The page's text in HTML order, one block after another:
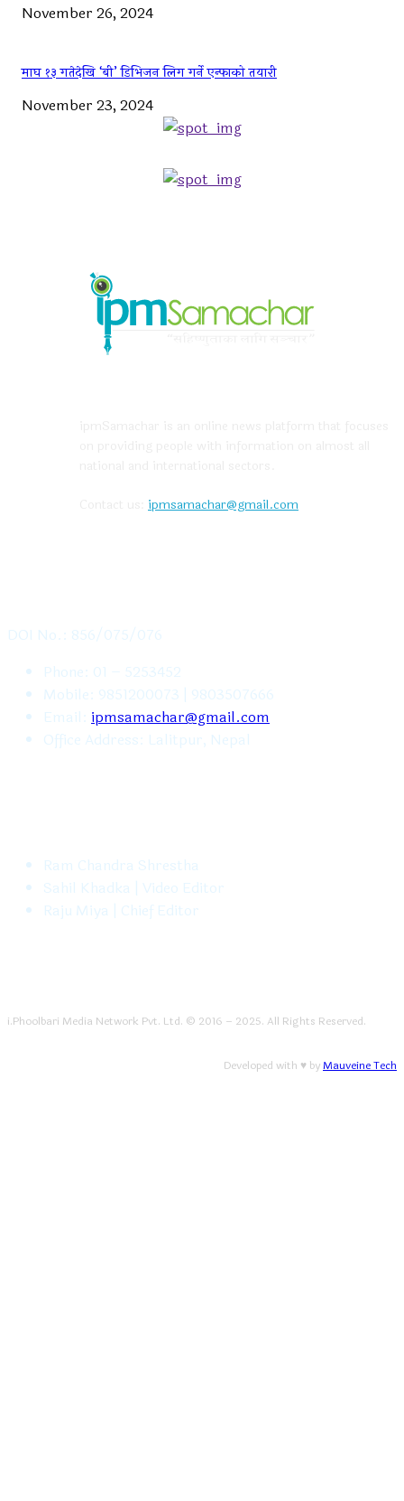
November 26, 2024
माघ १३ गतेदेखि ‘बी’ डिभिजन लिग गर्ने एन्फाको तयारी
November 23, 2024
ipmsamachar@gmail.com
DOI No.: 856/075/076
Phone: 01 – 5253452
Mobile: 9851200073 | 9803507666
Email: ipmsamachar@gmail.com
Office Address: Lalitpur, Nepal
Ram Chandra Shrestha
Sahil Khadka | Video Editor
Raju Miya | Chief Editor
i.Phoolbari Media Network Pvt. Ltd. © 2016 – 2025. All Rights Reserved.
Developed with ♥ byMauveine Tech